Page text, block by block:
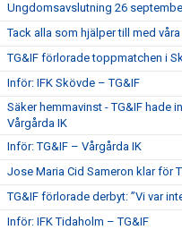
Ungdomsavslutning 26
Tack alla som hjälper till med
TG&IF förlorade toppmatchen i
Inför: IFK Skövde – TG&IF
Säker hemmavinst - TG&IF hade
Vårgårda IK
Inför: TG&IF – Vårgårda IK
Jose Maria Cid Sameron klar för
TG&IF förlorade derbyt: ”Vi var
Inför: IFK Tidaholm – TG&IF